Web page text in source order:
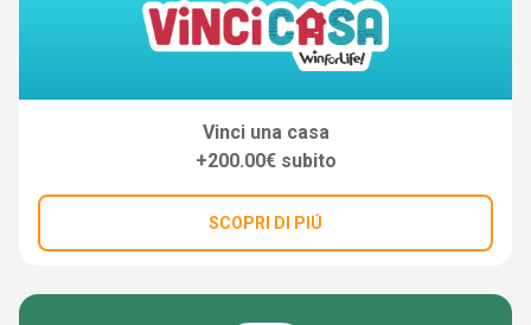
Vinci una casa
+200.00€ subito
SCOPRI DI PIÚ